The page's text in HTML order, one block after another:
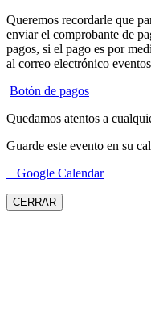
Queremos recordarle que
enviar el comprobante de
pagos, si el pago es por
al correo electrónico
Botón de pagos
Quedamos atentos a
Guarde este evento en su
+ Google Calendar
CERRAR